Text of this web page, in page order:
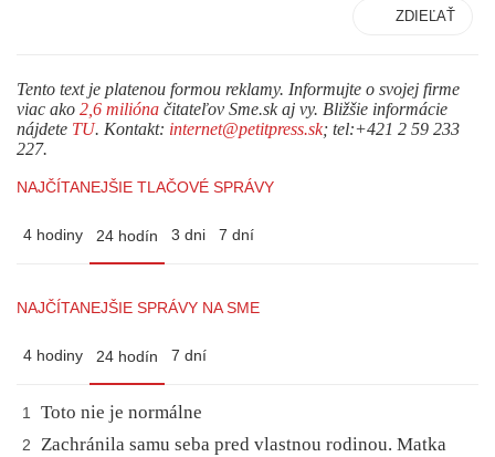
ZDIEĽAŤ
Tento text je platenou formou reklamy. Informujte o svojej firme
viac ako 2,6 milióna čitateľov Sme.sk aj vy. Bližšie informácie
nájdete TU. Kontakt: internet@petitpress.sk; tel:+421 2 59 233
227.
NAJČÍTANEJŠIE TLAČOVÉ SPRÁVY
4 hodiny 24 hodín 3 dni 7 dní
NAJČÍTANEJŠIE SPRÁVY NA SME
4 hodiny 24 hodín 7 dní
1 Toto nie je normálne
2
Zachránila samu seba pred vlastnou rodinou. Matka